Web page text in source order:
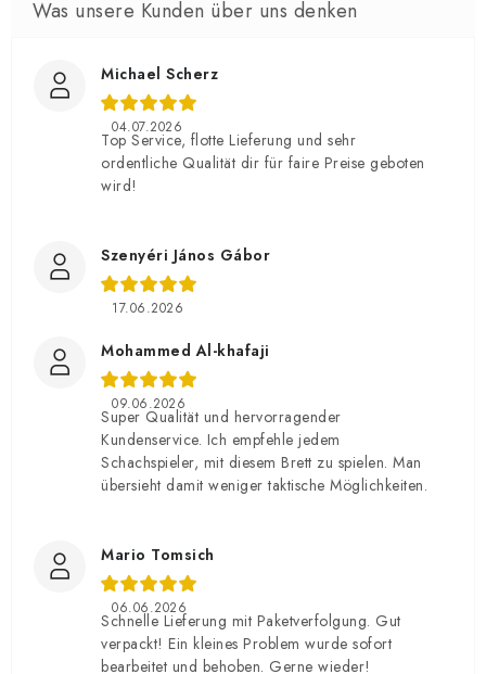
Michael Scherz
04.07.2026
Top Service, flotte Lieferung und sehr
ordentliche Qualität dir für faire Preise geboten
wird!
Szenyéri János Gábor
17.06.2026
Mohammed Al-khafaji
09.06.2026
Super Qualität und hervorragender
Kundenservice. Ich empfehle jedem
Schachspieler, mit diesem Brett zu spielen. Man
übersieht damit weniger taktische Möglichkeiten.
Mario Tomsich
06.06.2026
Schnelle Lieferung mit Paketverfolgung. Gut
verpackt! Ein kleines Problem wurde sofort
bearbeitet und behoben. Gerne wieder!